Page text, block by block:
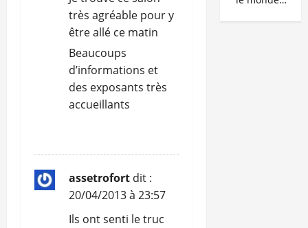
très agréable pour y
être allé ce matin
Beaucoups
d’informations et
des exposants très
accueillants
assetrofort dit :
20/04/2013 à 23:57
Ils ont senti le truc